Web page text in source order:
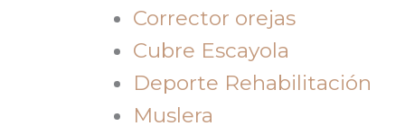
Corrector orejas
Cubre Escayola
Deporte Rehabilitación
Muslera